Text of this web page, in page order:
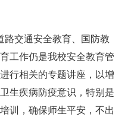
路交通安全教育、国防教
工作仍是我校安全教育管
行相关的专题讲座，以增
生疾病防疫意识，特别是
训，确保师生平安，不出